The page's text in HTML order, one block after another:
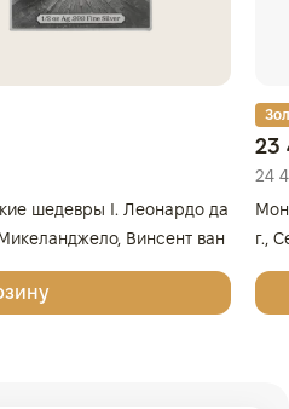
шедевры I. Леонардо да
Винсент ван
проба 999, ГЕРМАНИЯ
23
24
г.,